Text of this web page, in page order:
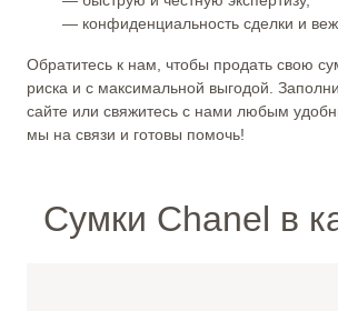
— конфиденциальность сделки и
Обратитесь к нам, чтобы продать свою
риска и с максимальной выгодой.
сайте или свяжитесь с нами любым
мы на связи и готовы помочь!
Сумки Chanel в